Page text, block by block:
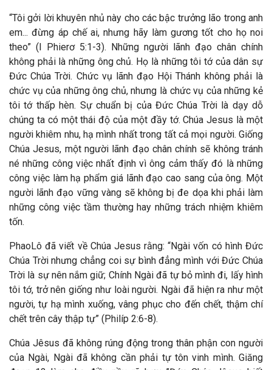
“Tôi gởi lời khuyên nhủ này cho các bậc trưởng lão trong anh
em... đừng áp chế ai, nhưng hãy làm gương tốt cho họ noi
theo” (I Phierơ 5:1-3). Những người lãnh đạo chân chính
không phải là những ông chủ. Họ là những tôi tớ của dân sự
Đức Chúa Trời. Chức vụ lãnh đạo Hội Thánh không phải là
chức vụ của những ông chủ, nhưng là chức vụ của những kẻ
tôi tớ thấp hèn. Sự chuẩn bị của Đức Chúa Trời là dạy dỗ
chúng ta có một thái độ của một đầy tớ. Chúa Jesus là một
người khiêm nhu, hạ mình nhất trong tất cả mọi người. Giống
Chúa Jesus, một người lãnh đạo chân chính sẽ không tránh
né những công việc nhất định vì ông cảm thấy đó là những
công việc làm hạ phẩm giá lãnh đạo cao sang của ông. Một
người lãnh đạo vững vàng sẽ không bị đe dọa khi phải làm
những công việc tầm thường hay những trách nhiệm khiêm
tốn.
PhaoLô đã viết về Chúa Jesus rằng: “Ngài vốn có hình Đức
Chúa Trời nhưng chẳng coi sự bình đẳng mình với Đức Chúa
Trời là sự nên nắm giữ; Chính Ngài đã tự bỏ mình đi, lấy hình
tôi tớ, trở nên giống như loài người. Ngài đã hiện ra như một
người, tự hạ mình xuống, vâng phục cho đến chết, thậm chí
chết trên cây thập tự” (Philíp 2:6-8).
Chúa Jêsus đã không rúng động trong thân phận con người
của Ngài, Ngài đã không cần phải tự tôn vinh mình. Giăng